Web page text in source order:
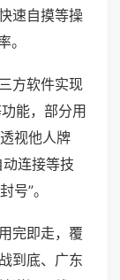
速自摸等操
。
方软件实现
能，部分用
视他人牌
连接等技
号”。
完即走，覆
到底、广东